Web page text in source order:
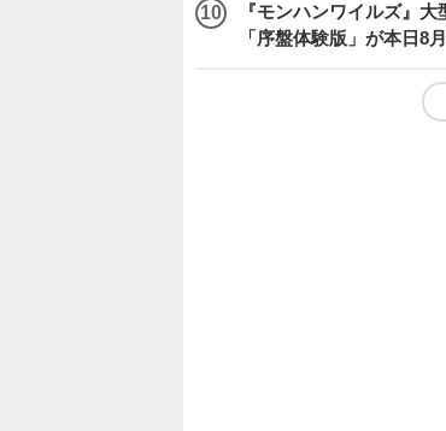
『モンハンワイルズ』
「序盤体験版」が本日8